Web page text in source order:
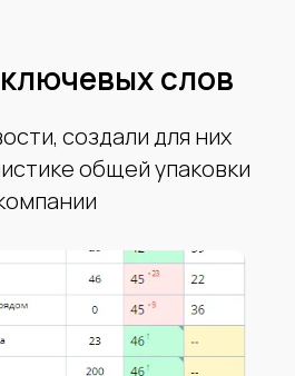
слов
создали для них
общей упаковки